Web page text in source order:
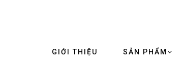
GIỚI THIỆU SẢN PHẨM